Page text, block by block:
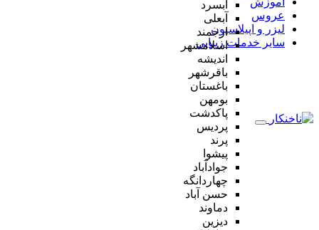
عروس
لیزر و اپیلاسیون
سایر خدمات زیبایی
آبسرد
آبعلی
ارجمند
اسلامشهر
اندیشه
باقرشهر
باغستان
بومهن
پاکدشت
پردیس
پرند
پیشوا
جوادآباد
چهاردانگه
حسن آباد
دماوند
دیزین